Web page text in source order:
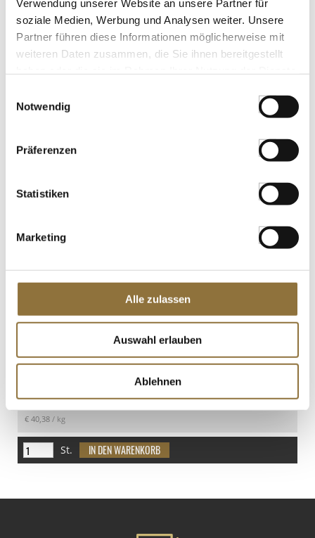
Verwendung unserer Website an unsere Partner für
soziale Medien, Werbung und Analysen weiter. Unsere
Partner führen diese Informationen möglicherweise mit
weiteren Daten zusammen, die Sie ihnen bereitgestellt
Notwendig
Präferenzen
Statistiken
Marketing
Alle zulassen
Auswahl erlauben
Ablehnen
€ 34,04
St.
Piemont, bestens für Risotto geeignet,
LEBENSMITTELKENNZEICHNUNGEN
Wiberg Aspik Klar, Gelatine,
geschmacksneutral, für 16 Liter, 800 g
Art.Nr.:16964
€ 40,38 / kg
St.